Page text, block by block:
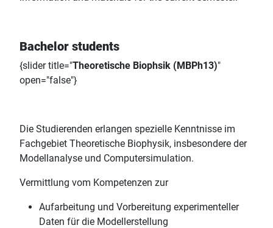
Bachelor students
{slider title="Theoretische Biophsik (MBPh13)"
open="false"}
Die Studierenden erlangen spezielle Kenntnisse im
Fachgebiet Theoretische Biophysik, insbesondere der
Modellanalyse und Computersimulation.
Vermittlung vom Kompetenzen zur
Aufarbeitung und Vorbereitung experimenteller
Daten für die Modellerstellung